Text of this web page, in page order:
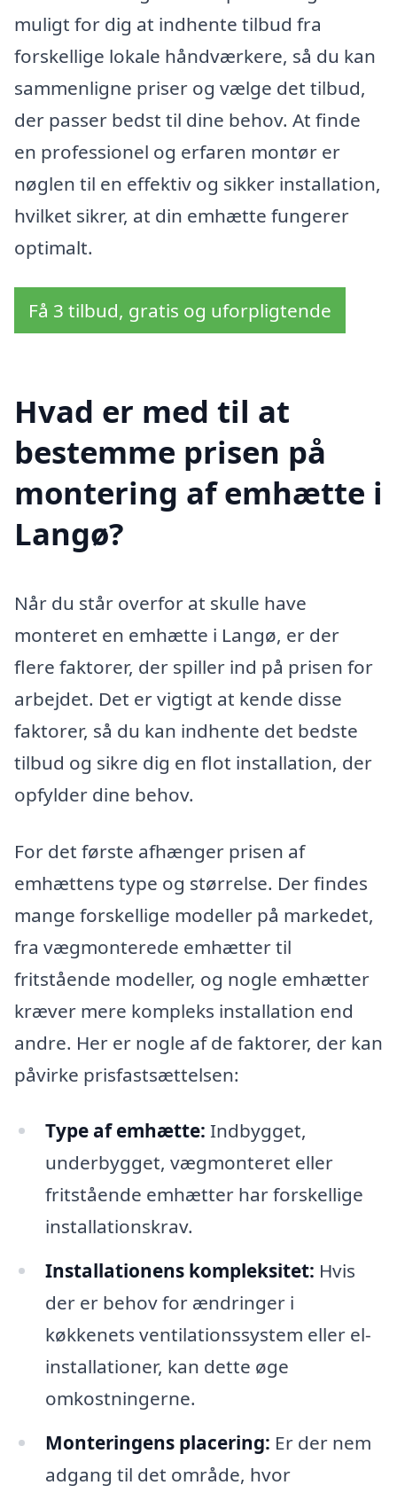
muligt for dig at indhente tilbud fra
forskellige lokale håndværkere, så du kan
sammenligne priser og vælge det tilbud,
der passer bedst til dine behov. At finde
en professionel og erfaren montør er
nøglen til en effektiv og sikker installation,
hvilket sikrer, at din emhætte fungerer
optimalt.
Få 3 tilbud, gratis og uforpligtende
Hvad er med til at
bestemme prisen på
montering af emhætte i
Langø?
Når du står overfor at skulle have
monteret en emhætte i Langø, er der
flere faktorer, der spiller ind på prisen for
arbejdet. Det er vigtigt at kende disse
faktorer, så du kan indhente det bedste
tilbud og sikre dig en flot installation, der
opfylder dine behov.
For det første afhænger prisen af
emhættens type og størrelse. Der findes
mange forskellige modeller på markedet,
fra vægmonterede emhætter til
fritstående modeller, og nogle emhætter
kræver mere kompleks installation end
andre. Her er nogle af de faktorer, der kan
påvirke prisfastsættelsen:
Type af emhætte: Indbygget,
underbygget, vægmonteret eller
fritstående emhætter har forskellige
installationskrav.
Installationens kompleksitet: Hvis
der er behov for ændringer i
køkkenets ventilationssystem eller el-
installationer, kan dette øge
omkostningerne.
Monteringens placering: Er der nem
adgang til det område, hvor